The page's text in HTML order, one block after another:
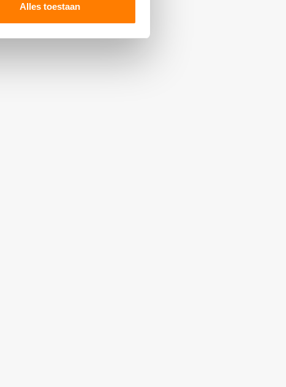
Alles toestaan